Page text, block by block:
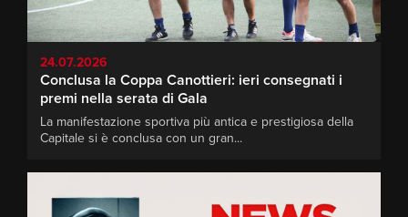
24.07.2026
Conclusa la Coppa Canottieri: ieri consegnati i
premi nella serata di Gala
La manifestazione sportiva più antica e prestigiosa della
Capitale si è conclusa con un gran...